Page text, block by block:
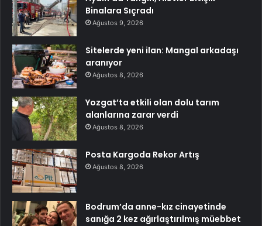
Binalara Sıçradı
Ağustos 9, 2026
Sitelerde yeni ilan: Mangal arkadaşı
aranıyor
Ağustos 8, 2026
Yozgat’ta etkili olan dolu tarım
alanlarına zarar verdi
Ağustos 8, 2026
Posta Kargoda Rekor Artış
Ağustos 8, 2026
Bodrum’da anne-kız cinayetinde
sanığa 2 kez ağırlaştırılmış müebbet